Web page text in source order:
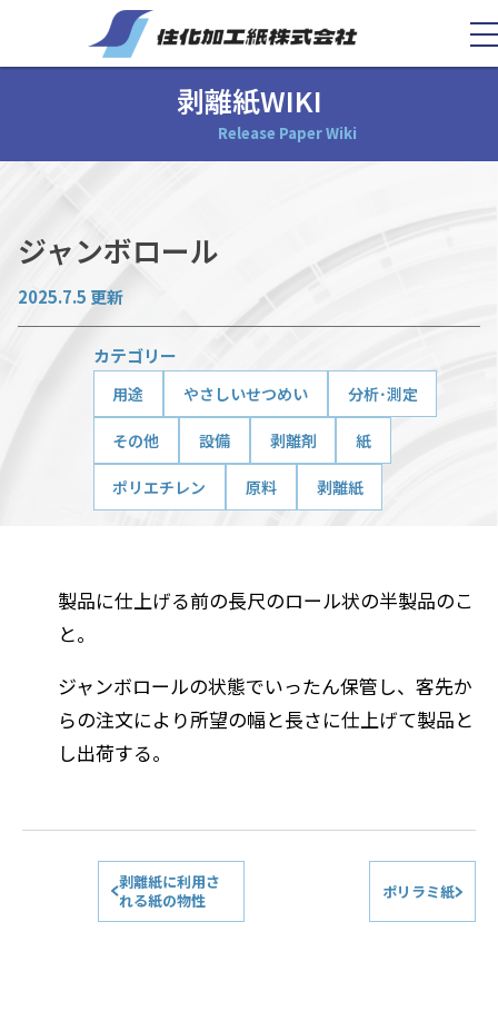
剥離紙WIKI
Release Paper Wiki
ジャンボロール
2025.7.5 更新
カテゴリー
用途 やさしいせつめい 分析･測定
その他 設備 剥離剤 紙
ポリエチレン 原料 剥離紙
製品に仕上げる前の長尺のロール状の半製品のこ
と。
ジャンボロールの状態でいったん保管し、客先か
らの注文により所望の幅と長さに仕上げて製品と
し出荷する。
剥離紙に利用さ
れる紙の物性
ポリラミ紙